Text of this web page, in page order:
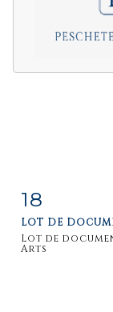
Item detail
18
LOT DE
Lot de
Arts